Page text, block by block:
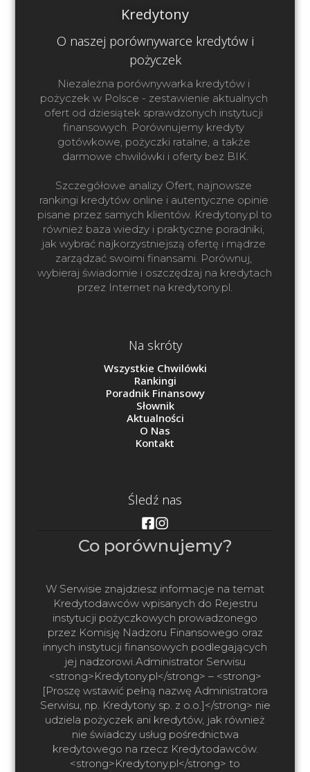
Kredytony
O naszej porównywarce kredytów i
pożyczek
Niezależna porównywarka kredytów i
pożyczek w Polsce - zestawienie aktualnych
ofert od dziesiątek sprawdzonych instytucji
finansowych. Porównujemy kredyty
gotówkowe, pożyczki ratalne, a także
darmowe chwilówki i oferty bez BIK.
Szczegółowe analizy Ofert, najnowsze
rankingi kredytów online i autentyczne opinie
pisane przez samych klientów. Kredytony.pl to
również baza wiedzy i praktyczne poradniki,
jak wybrać najkorzystniejszą ofertę i mądrze
zarządzać swoimi finansami. Porównuj,
wybieraj świadomie i oszczędzaj na kredytach
przez Internet na kredytony.pl.
Na skróty
Wszystkie Chwilówki
Rankingi
Poradnik Finansowy
Słownik
Aktualności
O Nas
Kontakt
Śledź nas
Co porównujemy?
W Serwisie znajdziesz informacje na temat
Kredytodawców wpisanych do Rejestru
instytucji pożyczkowych prowadzonego
przez Komisję Nadzoru Finansowego oraz
innych instytucji finansowych podlegających
jej nadzorowi.Administrator Serwisu
<strong>Kredytony.pl</strong> – <strong>
[Proszę wstawić pełną nazwę Administratora
Serwisu, np. Kredytony sp. z o.o.]</strong> nie
udziela pożyczek ani kredytów, jak również
nie świadczy usług pośrednictwa
kredytowego na rzecz Kredytodawców.
<strong>Kredytony.pl</strong> to